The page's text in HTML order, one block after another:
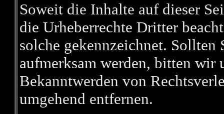
Soweit die Inhalte auf dieser
die Urheberrechte Dritter
solche gekennzeichnet. Sollten
aufmerksam werden, bitten wir
Bekanntwerden von
umgehend entfernen.